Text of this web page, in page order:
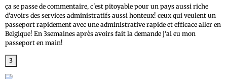
ça se passe de commentaire, c'est pitoyable pour un pays aussi riche
d'avoirs des services administratifs aussi honteux! ceux qui veulent un
passeport rapidement avec une administrative rapide et efficace aller en
Belgique! En 3semaines après avoirs fait la demande j'ai eu mon
passeport en main!
3